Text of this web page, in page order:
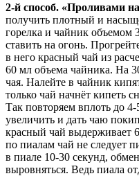
2-й способ. «Проливами
получить плотный и
горелка и чайник
ставить на огонь.
в него красный чай из
60 мл объема чайника. На
чая. Налейте в чайник
только чай начнёт кипеть
Так повторяем вплоть до
увеличить и дать чаю
красный чай выдерживает
по пиалам чай не следует
в пиале 10-30 секунд,
выровняться. Ведь пиала